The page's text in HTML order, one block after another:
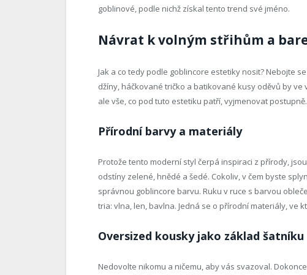
goblinové, podle nichž získal tento trend své jméno.
Návrat k volným střihům a
Jak a co tedy podle goblincore estetiky nosit? Nebojte
džíny, háčkované tričko a batikované kusy oděvů by
ale vše, co pod tuto estetiku patří, vyjmenovat postupně.
Přírodní barvy a materiály
Protože tento moderní styl čerpá inspiraci z přírody,
odstíny zelené, hnědé a šedé. Cokoliv, v čem byste
správnou goblincore barvu. Ruku v ruce s barvou
tria: vlna, len, bavlna. Jedná se o přírodní materiály, ve
Oversized kousky jako základ šatníku
Nedovolte nikomu a ničemu, aby vás svazoval.